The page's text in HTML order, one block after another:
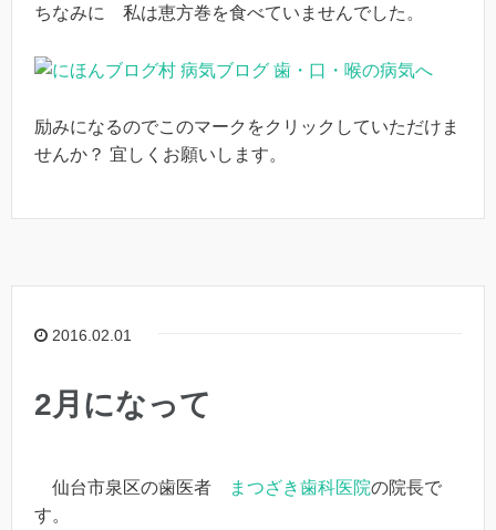
ちなみに 私は恵方巻を食べていませんでした。
励みになるのでこのマークをクリックしていただけま
せんか？ 宜しくお願いします。
2016.02.01
2月になって
仙台市泉区の歯医者 まつざき歯科医院の院長で
す。